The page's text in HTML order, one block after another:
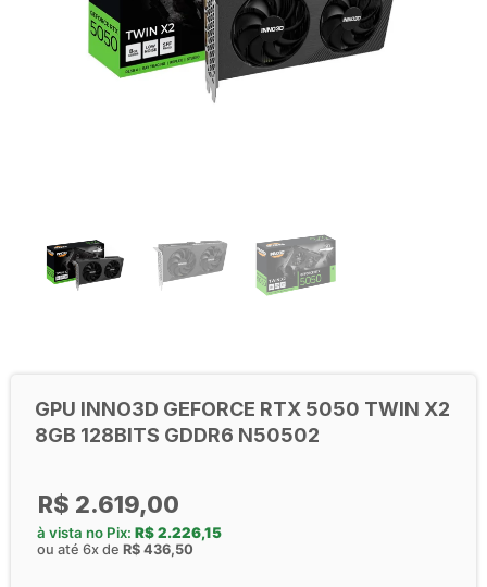
GPU INNO3D GEFORCE RTX 5050 TWIN X2
8GB 128BITS GDDR6 N50502
R$ 2.619,00
à vista no Pix: R$2.226,15
ou até 6x de R$ 436,50